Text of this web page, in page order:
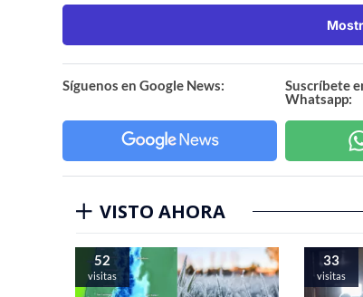
Síguenos en Google News:
Suscríbete
Whatsapp:
VISTO AHORA
52
visitas
33
visitas